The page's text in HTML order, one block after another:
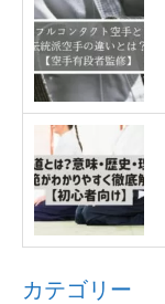
カテゴリー